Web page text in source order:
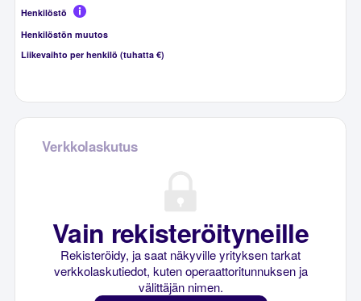
Henkilöstö
Henkilöstön muutos
Liikevaihto per henkilö (tuhatta €)
Verkkolaskutus
Vain rekisteröityneille
Rekisteröidy, ja saat näkyville yrityksen tarkat
verkkolaskutiedot, kuten operaattoritunnuksen ja
välittäjän nimen.